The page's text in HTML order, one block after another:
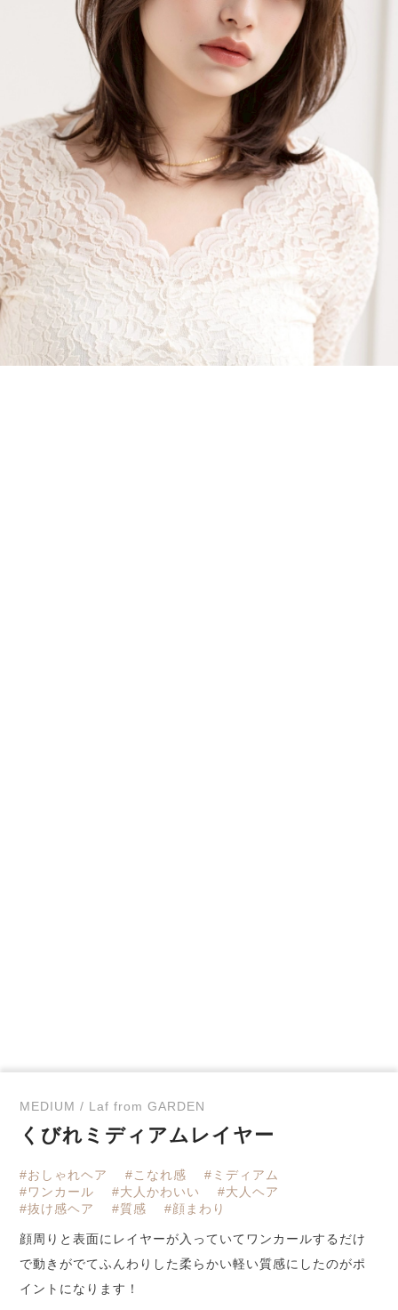
MEDIUM / Laf from GARDEN
くびれミディアムレイヤー
#おしゃれヘア #こなれ感
#ミディアム
#ワンカール
#大人かわいい
#大人ヘア
#抜け感ヘア
#質感 #顔まわり
顔周りと表面にレイヤーが入っていてワンカールするだけ
で動きがでてふんわりした柔らかい軽い質感にしたのがポ
イントになります！